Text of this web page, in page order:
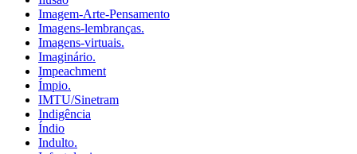
Imagem-Arte-Pensamento
Imagens-lembranças.
Imagens-virtuais.
Imaginário.
Impeachment
Ímpio.
IMTU/Sinetram
Indigência
Índio
Indulto.